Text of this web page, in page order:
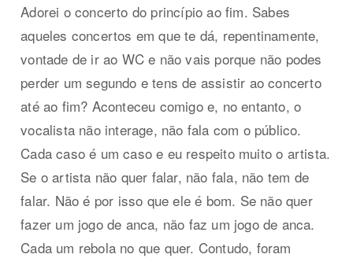
Adorei o concerto do princípio ao fim. Sabes
aqueles concertos em que te dá, repentinamente,
vontade de ir ao WC e não vais porque não podes
perder um segundo e tens de assistir ao concerto
até ao fim? Aconteceu comigo e, no entanto, o
vocalista não interage, não fala com o público.
Cada caso é um caso e eu respeito muito o artista.
Se o artista não quer falar, não fala, não tem de
falar. Não é por isso que ele é bom. Se não quer
fazer um jogo de anca, não faz um jogo de anca.
Cada um rebola no que quer. Contudo, foram